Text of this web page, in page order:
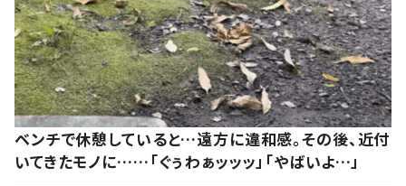
ベンチで休憩していると…遠方に違和感。その後、近付
いてきたモノに……「ぐぅわぁッッッ」「やばいよ…」